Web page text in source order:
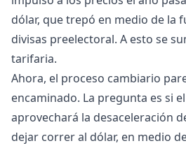
dólar, que trepó en medio de la
divisas preelectoral. A esto se
tarifaria.
Ahora, el proceso cambiario
encaminado. La pregunta es si
aprovechará la desaceleración
dejar correr al dólar, en medio